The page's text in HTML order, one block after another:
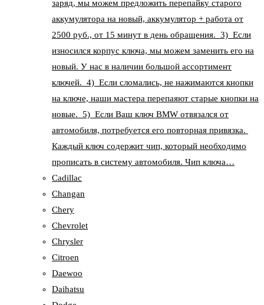
заряд, мы можем предложить перепайку старого
аккумулятора на новый, аккумулятор + работа от
2500 руб., от 15 минут в день обращения. 3) Если
износился корпус ключа, мы можем заменить его на
новый. У нас в наличии большой ассортимент
ключей. 4) Если сломались, не нажимаются кнопки
на ключе, наши мастера перепаяют старые кнопки на
новые. 5) Если Ваш ключ BMW отвязался от
автомобиля, потребуется его повторная привязка.
Каждый ключ содержит чип, который необходимо
прописать в систему автомобиля. Чип ключа…
Cadillac
Changan
Chery
Chevrolet
Chrysler
Citroen
Daewoo
Daihatsu